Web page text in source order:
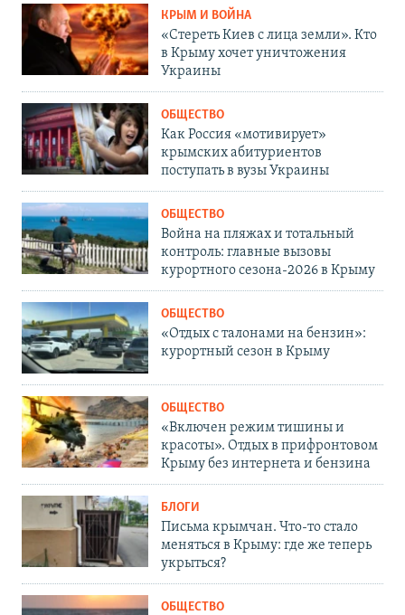
КРЫМ И ВОЙНА
«Стереть Киев с лица земли». Кто
в Крыму хочет уничтожения
Украины
ОБЩЕСТВО
Как Россия «мотивирует»
крымских абитуриентов
поступать в вузы Украины
ОБЩЕСТВО
Война на пляжах и тотальный
контроль: главные вызовы
курортного сезона-2026 в Крыму
ОБЩЕСТВО
«Отдых с талонами на бензин»:
курортный сезон в Крыму
ОБЩЕСТВО
«Включен режим тишины и
красоты». Отдых в прифронтовом
Крыму без интернета и бензина
БЛОГИ
Письма крымчан. Что-то стало
меняться в Крыму: где же теперь
укрыться?
ОБЩЕСТВО